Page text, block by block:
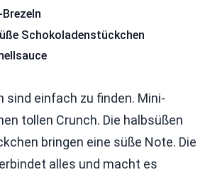
Schokoladenstückchen
sind einfach zu finden. Mini-
tollen Crunch. Die halbsüßen
bringen eine süße Note. Die
alles und macht es